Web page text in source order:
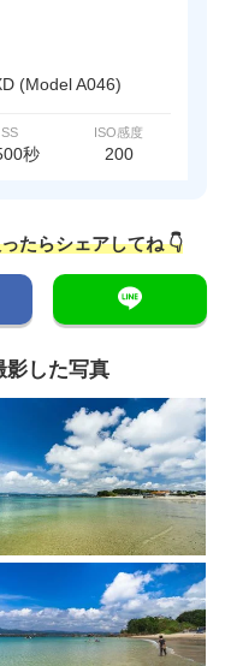
(Model A046)
SS
秒
ISO感度
200
たらシェアしてね 👇
影した写真